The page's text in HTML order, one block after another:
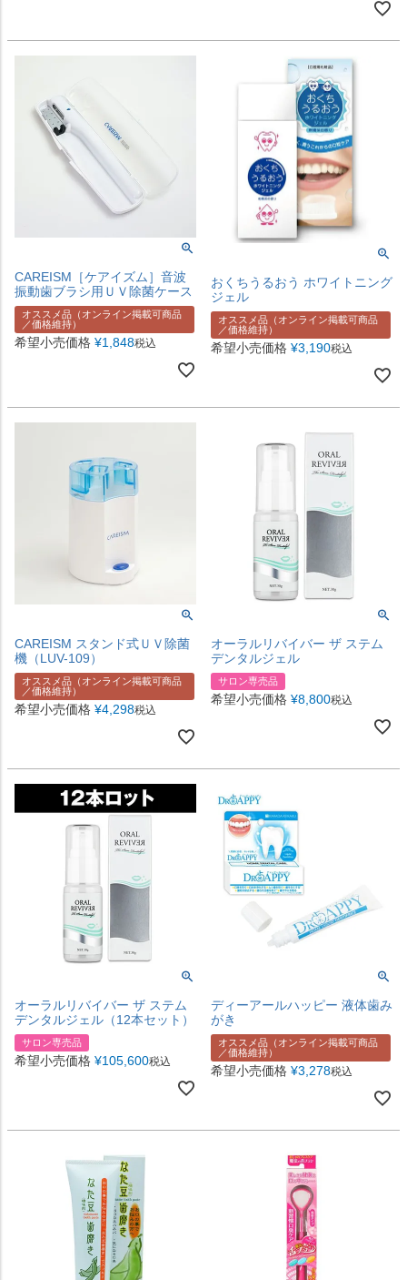
CAREISM［ケアイズム］音波
振動歯ブラシ用ＵＶ除菌ケース
オススメ品（オンライン掲載可商品
／価格維持）
希望小売価格 ¥1,848税込
おくちうるおう ホワイトニング
ジェル
オススメ品（オンライン掲載可商品
／価格維持）
希望小売価格 ¥3,190税込
CAREISM スタンド式ＵＶ除菌
機（LUV-109）
オススメ品（オンライン掲載可商品
／価格維持）
希望小売価格 ¥4,298税込
オーラルリバイバー ザ ステム
デンタルジェル
サロン専売品
希望小売価格 ¥8,800税込
オーラルリバイバー ザ ステム
デンタルジェル（12本セット）
サロン専売品
希望小売価格 ¥105,600税込
ディーアールハッピー 液体歯み
がき
オススメ品（オンライン掲載可商品
／価格維持）
希望小売価格 ¥3,278税込